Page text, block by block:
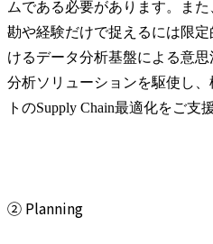
ムである必要があります。ま
勘や経験だけで捉えるには限定
けるデータ分析基盤による意
分析ソリューションを駆使し
トのSupply Chain最適化をご支
② Planning